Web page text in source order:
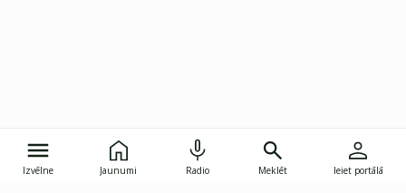
Izvēlne Jaunumi Radio Meklēt Ieiet portālā